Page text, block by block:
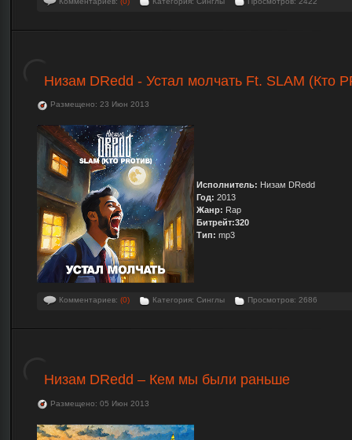
Низам DRedd - Устал молчать Ft. SLAM (Кто
Размещено: 23 Июн 2013
Исполнитель: Низам DRedd
Год: 2013
Жанр: Rap
Битрейт:320
Тип: mp3
Комментариев: (0) Категория: Синглы Просмотров: 2686
Низам DRedd – Кем мы были раньше
Размещено: 05 Июн 2013